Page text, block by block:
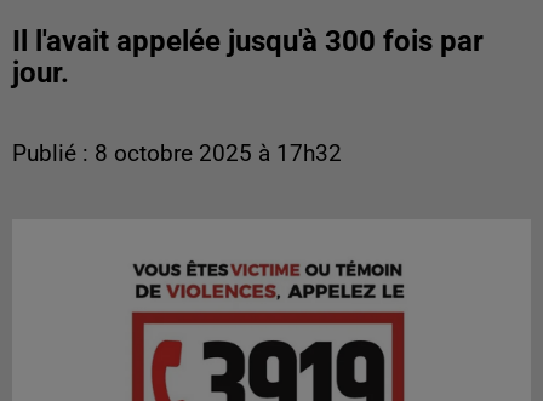
Il l'avait appelée jusqu'à 300 fois par
jour.
Publié : 8 octobre 2025 à 17h32